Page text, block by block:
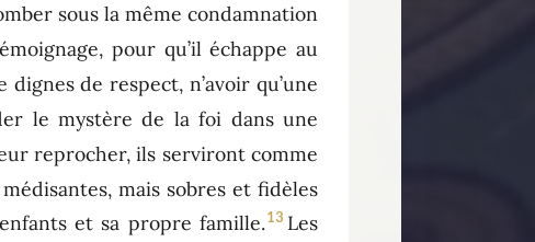
sous la même condamnation
pour qu’il échappe au
de respect, n’avoir qu’une
le mystère de la foi dans une
reprocher, ils serviront comme
mais sobres et fidèles
et sa propre famille.13 Les